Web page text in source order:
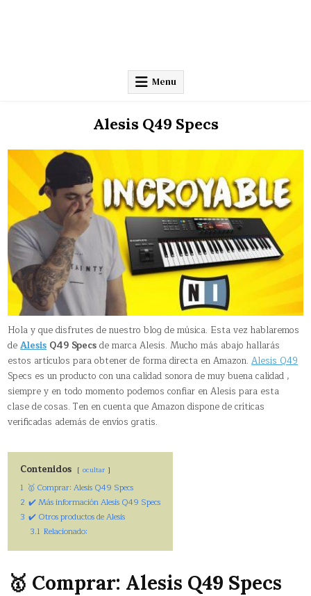
Menu
Alesis Q49 Specs
Hola y que disfrutes de nuestro blog de música. Esta vez hablaremos
deAlesisQ49 Specsde marca Alesis. Mucho más abajo hallarás
estos artículos para obtener de forma directa en Amazon.Alesis Q49
Specs es un producto con una calidad sonora de muy buena calidad ,
siempre y en todo momento podemos confiar en Alesis para esta
clase de cosas. Ten en cuenta que Amazon dispone de críticas
verificadas además de envíos gratis.
Contenidos ocultar
1 🥇 Comprar: Alesis Q49 Specs
2 ✔️ Más información Alesis Q49 Specs
3 ✔️ Otros productos de Alesis
3.1 Relacionado:
🥇 Comprar: Alesis Q49 Specs